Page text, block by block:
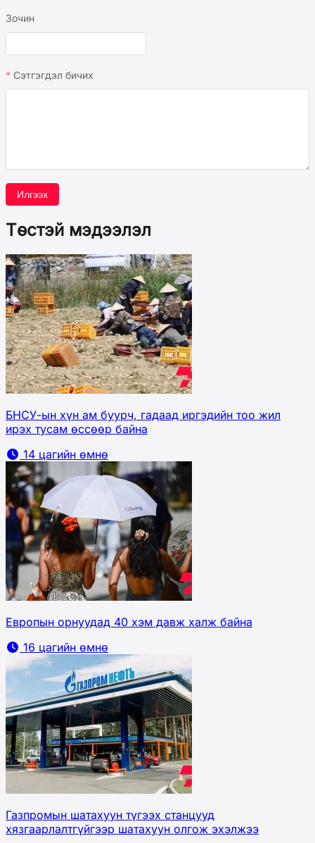
Зочин
Сэтгэгдэл бичих
Илгээх
Төстэй мэдээлэл
БНСУ-ын хүн ам буурч, гадаад иргэдийн тоо жил
ирэх тусам өссөөр байна
14 цагийн өмнө
Европын орнуудад 40 хэм давж халж байна
16 цагийн өмнө
Газпромын шатахуун түгээх станцууд
хязгаарлалтгүйгээр шатахуун олгож эхэлжээ